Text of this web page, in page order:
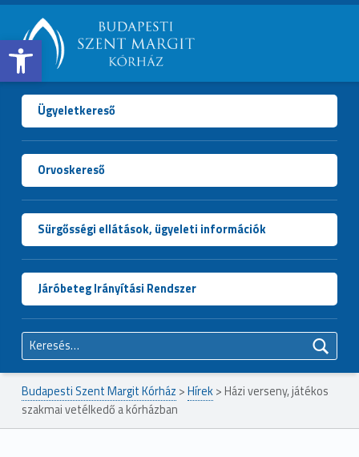
Open toolbar
BUDAPESTI
SZENT
MARGIT
KÓRHÁZ
Ügyeletkereső
Orvoskereső
Sürgősségi ellátások, ügyeleti információk
Járóbeteg Irányítási Rendszer
Keresés:
Budapesti Szent Margit Kórház >Hírek> Házi verseny, játékos
szakmai vetélkedő a kórházban